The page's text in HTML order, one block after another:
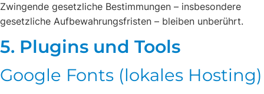
Zwingende gesetzliche Bestimmungen – insbesondere
gesetzliche Aufbewahrungsfristen – bleiben unberührt.
5. Plugins und Tools
Google Fonts (lokales Hosting)